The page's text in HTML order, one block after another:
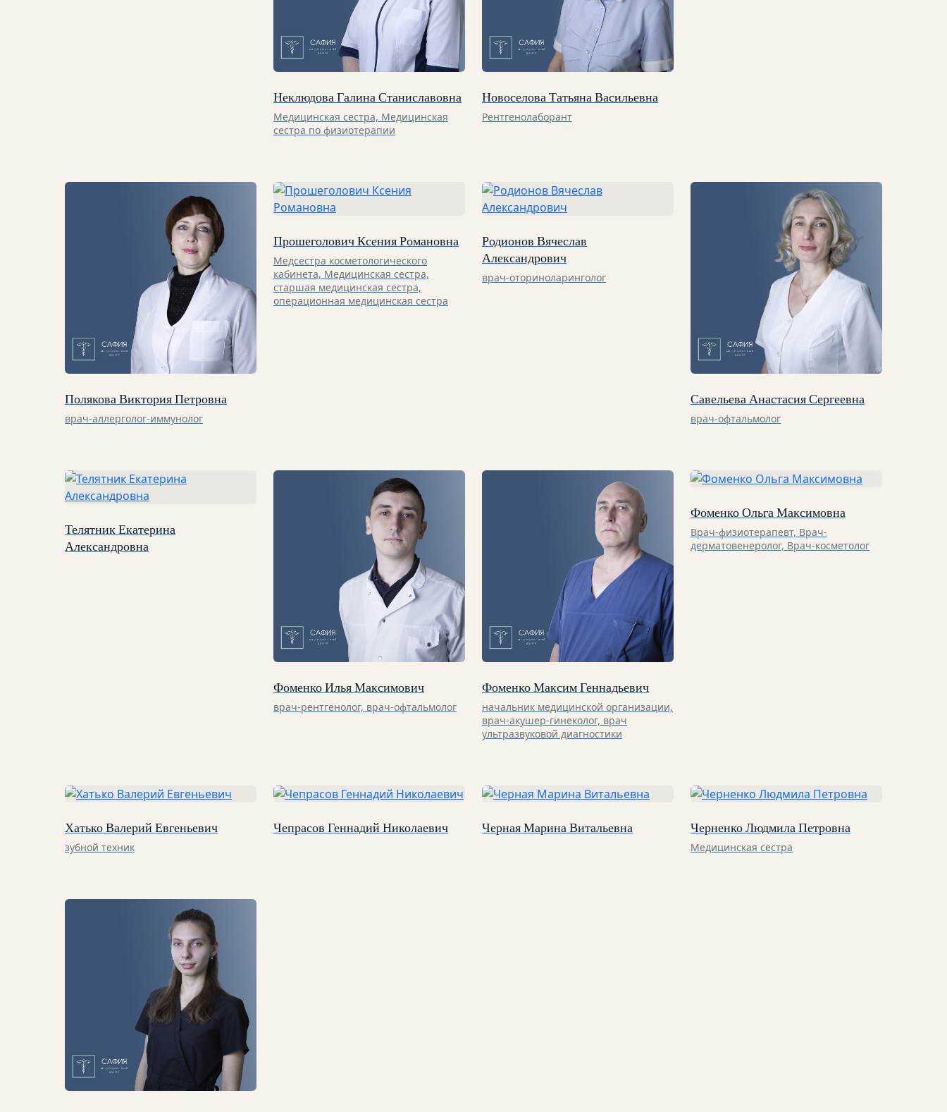
Неклюдова Галина Станиславовна
Медицинская сестра, Медицинская
сестра по физиотерапии
Новоселова Татьяна Васильевна
Рентгенолаборант
Полякова Виктория Петровна
врач-аллерголог-иммунолог
Прошеголович Ксения Романовна
Медсестра косметологического
кабинета, Медицинская сестра,
старшая медицинская сестра,
операционная медицинская сестра
Родионов Вячеслав
Александрович
врач-оториноларинголог
Савельева Анастасия Сергеевна
врач-офтальмолог
Телятник Екатерина
Александровна
Фоменко Илья Максимович
врач-рентгенолог, врач-офтальмолог
Фоменко Максим Геннадьевич
начальник медицинской организации,
врач-акушер-гинеколог, врач
ультразвуковой диагностики
Фоменко Ольга Максимовна
Врач-физиотерапевт, Врач-
дерматовенеролог, Врач-косметолог
Хатько Валерий Евгеньевич
зубной техник
Чепрасов Геннадий Николаевич Черная Марина Витальевна Черненко Людмила Петровна
Медицинская сестра